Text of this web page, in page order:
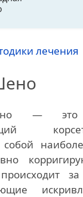
лечения
— это
собой